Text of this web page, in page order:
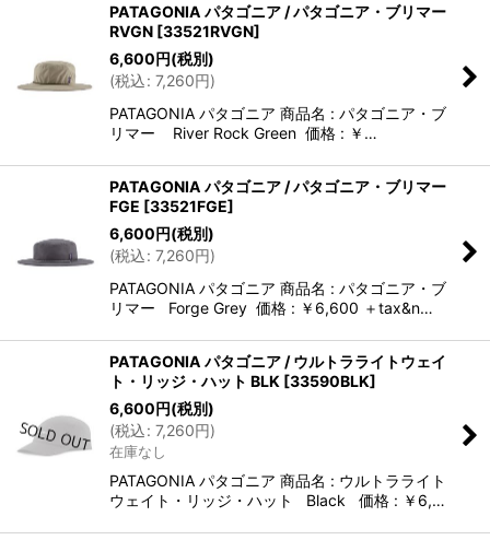
PATAGONIA パタゴニア / パタゴニア・ブリマー
RVGN [33521RVGN]
6,600円(税別)
(税込: 7,260円)
PATAGONIA パタゴニア 商品名 : パタゴニア・ブ
リマー River Rock Green 価格 : ￥…
PATAGONIA パタゴニア / パタゴニア・ブリマー
FGE [33521FGE]
6,600円(税別)
(税込: 7,260円)
PATAGONIA パタゴニア 商品名 : パタゴニア・ブ
リマー Forge Grey 価格 : ￥6,600 ＋tax&n…
PATAGONIA パタゴニア / ウルトラライトウェイ
ト・リッジ・ハット BLK [33590BLK]
6,600円(税別)
(税込: 7,260円)
在庫なし
PATAGONIA パタゴニア 商品名 : ウルトラライト
ウェイト・リッジ・ハット Black 価格 : ￥6,…